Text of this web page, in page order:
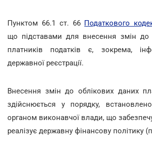
Пунктом 66.1 ст. 66 Податкового
що підставами для внесення змін до
платників податків є, зокрема,
державної реєстрації.
Внесення змін до облікових даних
здійснюється у порядку,
органом виконавчої влади, що
реалізує державну фінансову політику